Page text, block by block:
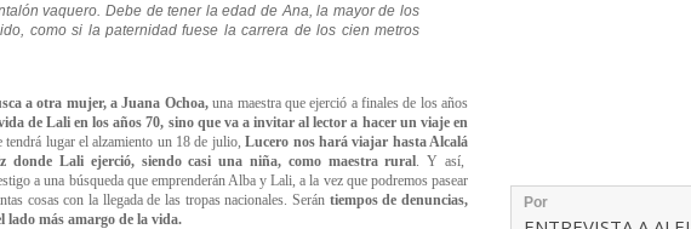
vaquero. Debe de tener la edad de Ana, la mayor de los
como si la paternidad fuese la carrera de los cien metros
a otra mujer, a Juana Ochoa,una maestra que ejerció a finales de los años
de Lali en los años 70, sino que va a invitar al lector a hacer un viaje en
tendrá lugar el alzamiento un 18 de julio,Lucero nos hará viajar hasta Alcalá
Lali ejerció, siendo casi una niña, como maestra rural . Y así,
a una búsqueda que emprenderán Alba y Lali, a la vez que podremos pasear
cosas con la llegada de las tropas nacionales. Serán tiempos de denuncias,
lado más amargo de la vida.